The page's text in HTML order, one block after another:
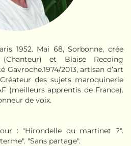
1952. Mai 68, Sorbonne, crée
et Blaise Recoing
2013, artisan d’art
des sujets maroquinerie
(meilleurs apprentis de France).
de voix.
: "Hirondelle ou martinet ?".
"Sans partage".